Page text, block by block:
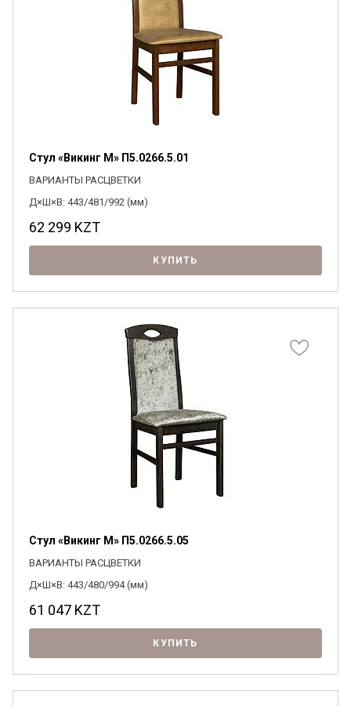
Стул «Викинг М» П5.0266.5.01
ВАРИАНТЫ РАСЦВЕТКИ
Д×Ш×В: 443/481/992 (мм)
62 299 KZT
КУПИТЬ
Стул «Викинг М» П5.0266.5.05
ВАРИАНТЫ РАСЦВЕТКИ
Д×Ш×В: 443/480/994 (мм)
61 047 KZT
КУПИТЬ